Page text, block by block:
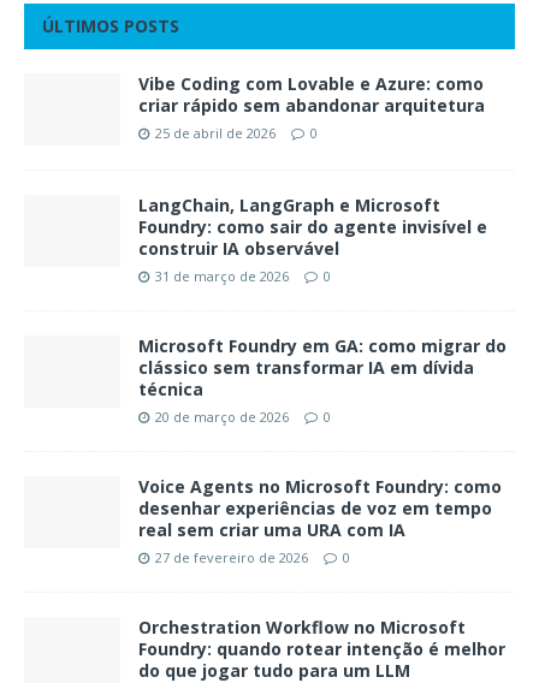
ÚLTIMOS POSTS
Vibe Coding com Lovable e Azure: como
criar rápido sem abandonar arquitetura
25 de abril de 2026 0
LangChain, LangGraph e Microsoft
Foundry: como sair do agente invisível e
construir IA observável
31 de março de 2026 0
Microsoft Foundry em GA: como migrar do
clássico sem transformar IA em dívida
técnica
20 de março de 2026 0
Voice Agents no Microsoft Foundry: como
desenhar experiências de voz em tempo
real sem criar uma URA com IA
27 de fevereiro de 2026 0
Orchestration Workflow no Microsoft
Foundry: quando rotear intenção é melhor
do que jogar tudo para um LLM